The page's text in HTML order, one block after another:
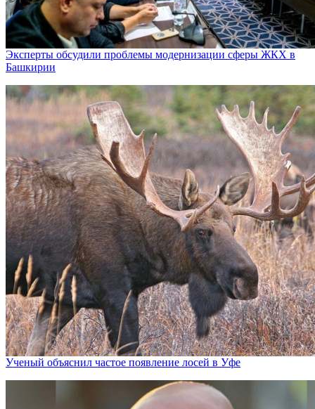
Эксперты обсудили проблемы модернизации сферы ЖКХ в
Башкирии
Ученый объяснил частое появление лосей в Уфе